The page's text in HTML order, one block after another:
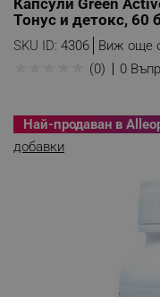
Капсули Green
Тонус и детокс, 60
SKU ID: 4306 Виж още
(0) 0
Най-продаван в
добавки